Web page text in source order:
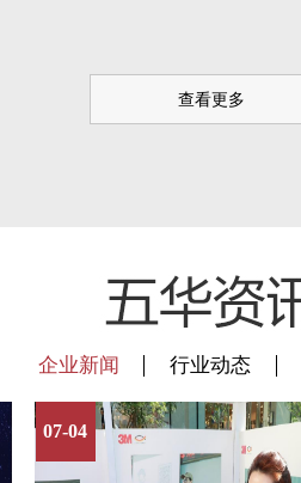
查看更多
企业新闻 行业动态
07-04